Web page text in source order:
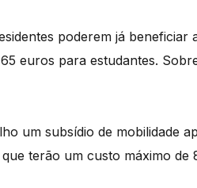
poderem já
euros para estudantes.
um subsídio de mobilidade
terão um custo máximo